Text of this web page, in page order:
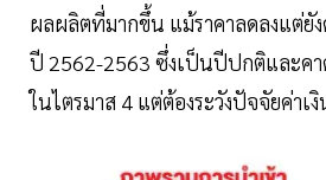
ผลผลิตที่มากขึ้น แม้ราคาลดลงแต่ยั
ปี 2562-2563 ซึ่งเป็นปีปกติและคา
ในไตรมาส 4 แต่ต้องระวังปัจจัยค่าเ